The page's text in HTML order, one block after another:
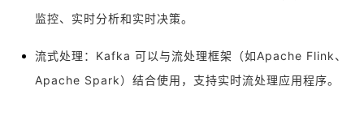
监控、实时分析和实时决策。
流式处理：Kafka 可以与流处理框架（如Apache Flink、
Apache Spark）结合使用，支持实时流处理应用程序。